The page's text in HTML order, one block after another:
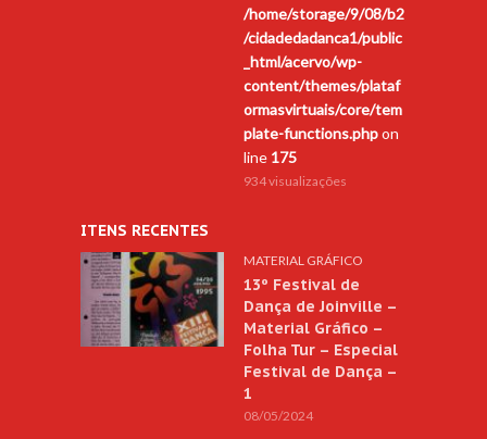
/home/storage/9/08/b2
/cidadedadanca1/public
_html/acervo/wp-
content/themes/plataf
ormasvirtuais/core/tem
plate-functions.phpon
line 175
934 visualizações
ITENS RECENTES
MATERIAL GRÁFICO
13º Festival de
Dança de Joinville –
Material Gráfico –
Folha Tur – Especial
Festival de Dança –
1
08/05/2024